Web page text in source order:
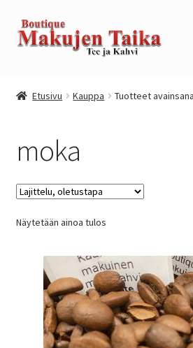
Siirry
navigointiin
Siirry
sisältöön
Kassa
Kauppa
Oma tili
Ostoskori
Tilaus- ja sopimusehdot
Yrityksille
Etusivu Kauppa Tuotteet
moka
Näytetään ainoa tulos